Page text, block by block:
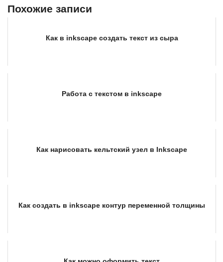
Похожие записи
Как в inkscape создать текст из сыра
Работа с текстом в inkscape
Как нарисовать кельтский узел в Inkscape
Как создать в inkscape контур переменной толщины